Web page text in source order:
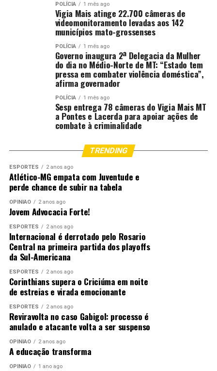
POLÍCIA 1 mês ago
Vigia Mais atinge 22.700 câmeras de
videomonitoramento levadas aos 142
municípios mato-grossenses
POLÍCIA 1 mês ago
Governo inaugura 2ª Delegacia da Mulher
do dia no Médio-Norte de MT: “Estado tem
pressa em combater violência doméstica”,
afirma governador
POLÍCIA 1 mês ago
Sesp entrega 78 câmeras do Vigia Mais MT
a Pontes e Lacerda para apoiar ações de
combate à criminalidade
TRENDING
ESPORTES 2 anos ago
Atlético-MG empata com Juventude e
perde chance de subir na tabela
OPINIÃO 2 anos ago
Jovem Advocacia Forte!
ESPORTES 2 anos ago
Internacional é derrotado pelo Rosario
Central na primeira partida dos playoffs
da Sul-Americana
ESPORTES 2 anos ago
Corinthians supera o Criciúma em noite
de estreias e virada emocionante
ESPORTES 2 anos ago
Reviravolta no caso Gabigol: processo é
anulado e atacante volta a ser suspenso
OPINIÃO 2 anos ago
A educação transforma
OPINIÃO 1 ano ago